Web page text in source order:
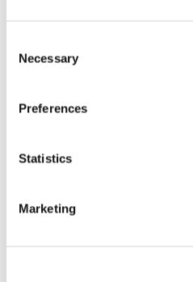
Selection
Necessary
Preferences
Statistics
Marketing
Theater? Charlotte Salomon, JHM